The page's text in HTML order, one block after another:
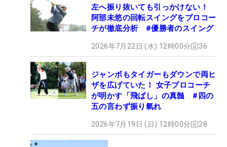
左へ振り抜いても引っかけない！
阿部未悠の回転スイングをプロコー
チが徹底分析 #優勝者のスイング
2026年7月22日 (水) 12時00分 36
ジャンボもタイガーもダウンで両ヒ
ザを広げていた！ 女子プロコーチ
が明かす「飛ばし」の真髄 #四の
五の言わず振り氣れ
2026年7月19日 (日) 12時00分 28